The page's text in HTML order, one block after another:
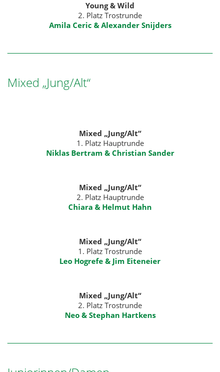
Young & Wild
2. Platz Trostrunde
Amila Ceric & Alexander Snijders
Mixed „Jung/Alt“
Mixed „Jung/Alt“
1. Platz Hauptrunde
Niklas Bertram & Christian Sander
Mixed „Jung/Alt“
2. Platz Hauptrunde
Chiara & Helmut Hahn
Mixed „Jung/Alt“
1. Platz Trostrunde
Leo Hogrefe & Jim Eiteneier
Mixed „Jung/Alt“
2. Platz Trostrunde
Neo & Stephan Hartkens